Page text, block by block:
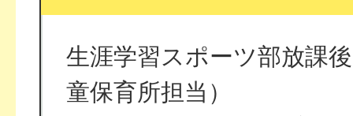
生涯学習スポーツ部放課
童保育所担当）